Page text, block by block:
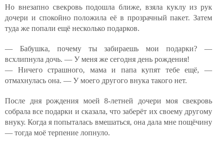
Но внезапно свекровь подошла ближе, взяла куклу из рук
дочери и спокойно положила её в прозрачный пакет. Затем
туда же попали ещё несколько подарков.
— Бабушка, почему ты забираешь мои подарки? —
всхлипнула дочь. — У меня же сегодня день рождения!
— Ничего страшного, мама и папа купят тебе ещё, —
отмахнулась она. — У моего другого внука такого нет.
После дня рождения моей 8-летней дочери моя свекровь
собрала все подарки и сказала, что заберёт их своему другому
внуку. Когда я попыталась вмешаться, она дала мне пощёчину
— тогда моё терпение лопнуло.